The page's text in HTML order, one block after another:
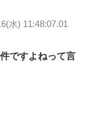
水) 11:48:07.01
ですよねって言